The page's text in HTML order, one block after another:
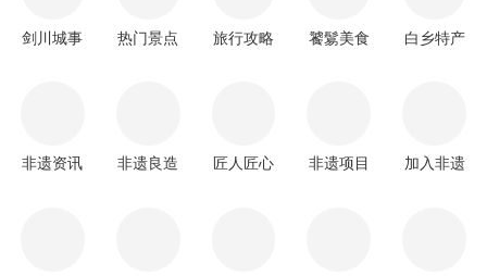
剑川城事 热门景点 旅行攻略 饕鬄美食 白乡特产
非遗资讯 非遗良造 匠人匠心 非遗项目 加入非遗